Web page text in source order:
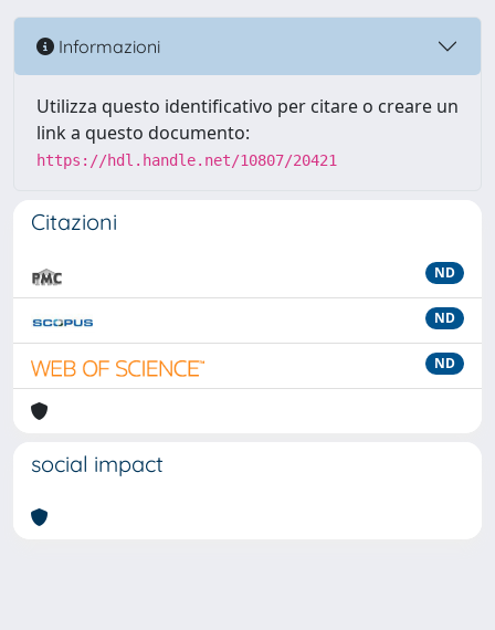
Informazioni
Utilizza questo identificativo per citare o creare un
link a questo documento:
https://hdl.handle.net/10807/20421
Citazioni
ND
ND
ND
social impact